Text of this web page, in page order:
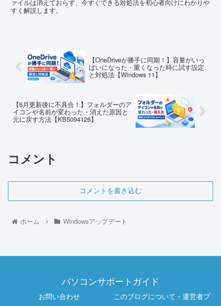
ァイルは消えておらず、今すぐできる対処法を初心者向けにわかりや
すく解説します。
【OneDriveが勝手に同期！】容量がいっ
ぱいになった・重くなった時に試す設定
と対処法【Windows 11】
【6月更新後に不具合！】フォルダーのア
イコンや名前が変わった・消えた原因と
元に戻す方法【KB5094126】
コメント
コメントを書き込む
ホーム Windowsアップデート
パソコンサポートガイド
お問い合わせ
このブログについて・運営者プ